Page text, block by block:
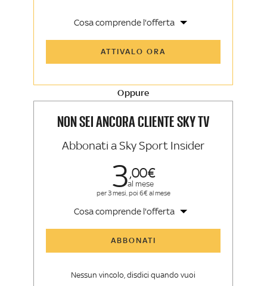
Cosa comprende l'offerta
Sky TG24 Insider
Sport e Sky TG24
La newsletter esclusiva di Sky Sport
ATTIVALO ORA
Oppure
NON SEI ANCORA CLIENTE SKY TV
Abbonati a Sky Sport Insider
300
al mese
per 3 mesi, poi 6€ al mese
Cosa comprende l'offerta
Sport
ABBONATI
Nessun vincolo, disdici quando vuoi